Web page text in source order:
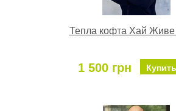
Тепла кофта Хай Живе
1 500 грн Купить